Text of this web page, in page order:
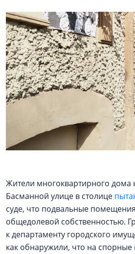
Жители многоквартирного дома
Басманной улице в столице
суде, что подвальные
общедолевой собственностью.
к департаменту городского
как обнаружили, что на